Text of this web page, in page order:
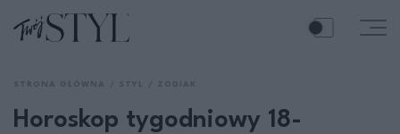
Horoskop tygodniowy 18-